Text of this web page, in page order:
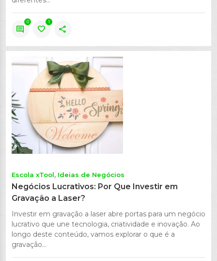
comment
0
favorite
1
share
Escola xTool Ideias de Negócios
Negócios Lucrativos: Por Que Investir em
Gravação a Laser?
Investir em gravação a laser abre portas para um negócio
lucrativo que une tecnologia, criatividade e inovação. Ao
longo deste conteúdo, vamos explorar o que é a
gravação...